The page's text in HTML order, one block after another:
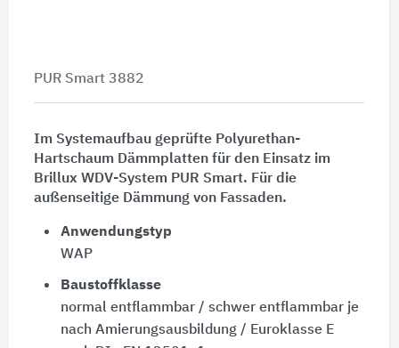
PUR Smart 3882
Im Systemaufbau geprüfte Polyurethan-
Hartschaum Dämmplatten für den Einsatz im
Brillux WDV-System PUR Smart. Für die
außenseitige Dämmung von Fassaden.
Anwendungstyp
WAP
Baustoffklasse
normal entflammbar / schwer entflammbar je
nach Amierungsausbildung / Euroklasse E